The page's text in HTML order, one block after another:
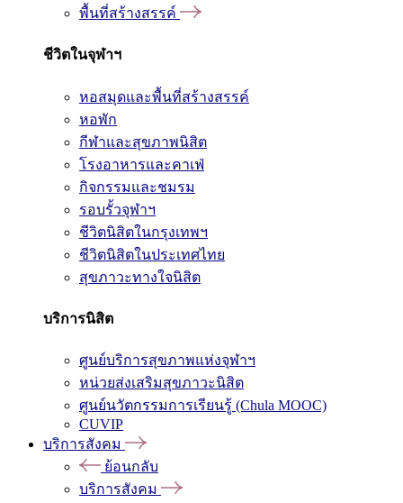
พื้นที่สร้างสรรค์
ชีวิตในจุฬาฯ
หอสมุดและพื้นที่สร้างสรรค์
หอพัก
กีฬาและสุขภาพนิสิต
โรงอาหารและคาเฟ่
กิจกรรมและชมรม
รอบรั้วจุฬาฯ
ชีวิตนิสิตในกรุงเทพฯ
ชีวิตนิสิตในประเทศไทย
สุขภาวะทางใจนิสิต
บริการนิสิต
ศูนย์บริการสุขภาพแห่งจุฬาฯ
หน่วยส่งเสริมสุขภาวะนิสิต
ศูนย์นวัตกรรมการเรียนรู้ (Chula MOOC)
CUVIP
บริการสังคม
ย้อนกลับ
บริการสังคม